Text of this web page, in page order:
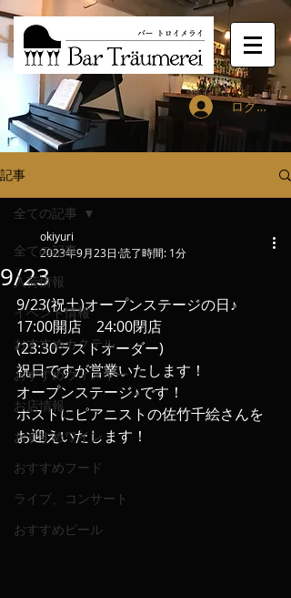
ログイン
記事
全ての記事
入荷情報
イベント情報
おすすめカクテル
おすすめウィスキー
お店情報
おすすめワイン
おすすめフード
ライブ、コンサート
おすすめビール
全ての記事
9/23
okiyuri
2023年9月23日 読了時間: 1分
9/23(祝土)オープンステージの日♪
17:00開店　24:00閉店
(23:30ラストオーダー)
祝日ですが営業いたします！
オープンステージ♪です！
ホストにピアニストの佐竹千絵さんを
お迎えいたします！